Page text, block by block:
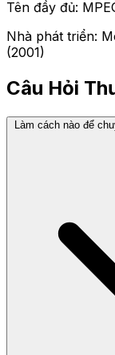
Tên đầy đủ:
Nhà phát triển:
(2001)
Câu Hỏi
Làm cách nào để